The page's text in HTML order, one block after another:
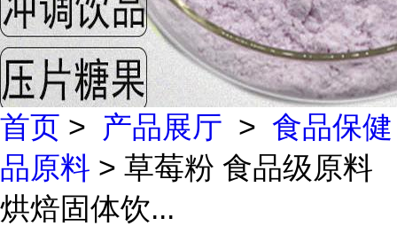
首页 > 产品展厅 > 食品保健
品原料 > 草莓粉 食品级原料
烘焙固体饮...